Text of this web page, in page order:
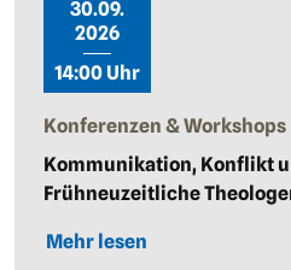
30.09.
2026
14:00 Uhr
Konferenzen & Workshops
Kommunikation, Konflikt
Frühneuzeitliche
Mehr lesen